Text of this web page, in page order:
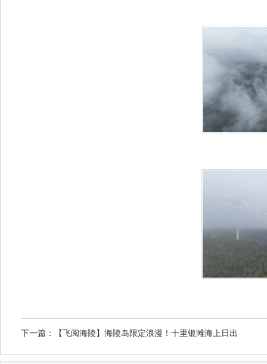
下一篇：【飞阅海陵】海陵岛限定浪漫！十里银滩海上日出